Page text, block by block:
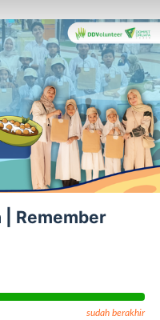
| Remember
sudah berakhir